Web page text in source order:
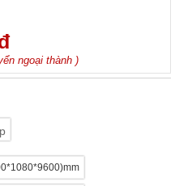
ngoại thành )